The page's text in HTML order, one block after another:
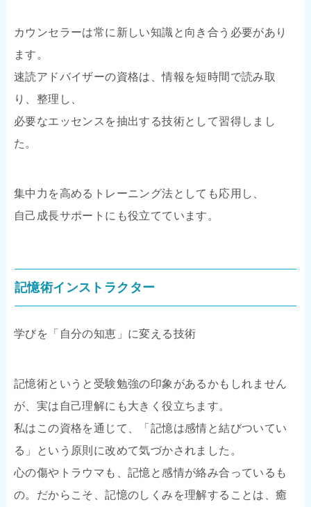
カウンセラーは常に新しい知識と向き合う必要があり
ます。
速読アドバイザーの資格は、情報を短時間で読み取
り、整理し、
必要なエッセンスを抽出する技術として習得しまし
た。
集中力を高めるトレーニング法としても応用し、
自己成長サポートにも役立てています。
記憶術インストラクター
学びを「自分の知恵」に変える技術
記憶術というと受験勉強の印象があるかもしれません
が、実は自己理解にも大きく役立ちます。
私はこの資格を通じて、「記憶は感情と結びついてい
る」という原則に改めて気づかされました。
心の傷やトラウマも、記憶と感情が絡み合っているも
の。だからこそ、記憶のしくみを理解することは、癒